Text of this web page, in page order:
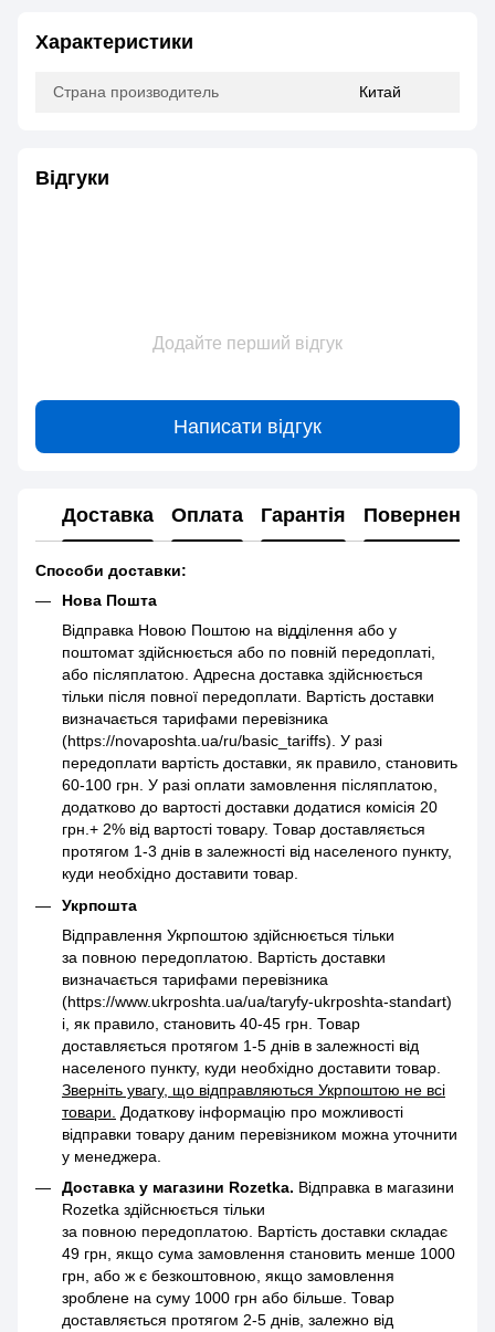
Характеристики
Страна производитель Китай
Відгуки
Додайте перший відгук
Написати відгук
Доставка Оплата Гарантія Повернення
Способи доставки:
Нова Пошта
Відправка Новою Поштою на відділення або у
поштомат здійснюється або по повній передоплаті,
або післяплатою. Адресна доставка здійснюється
тільки після повної передоплати. Вартість доставки
визначається тарифами перевізника
(https://novaposhta.ua/ru/basic_tariffs). У разі
передоплати вартість доставки, як правило, становить
60-100 грн. У разі оплати замовлення післяплатою,
додатково до вартості доставки додатися комісія 20
грн.+ 2% від вартості товару. Товар доставляється
протягом 1-3 днів в залежності від населеного пункту,
куди необхідно доставити товар.
Укрпошта
Відправлення Укрпоштою здійснюється тільки
за повною передоплатою. Вартість доставки
визначається тарифами перевізника
(https://www.ukrposhta.ua/ua/taryfy-ukrposhta-standart)
і, як правило, становить 40-45 грн. Товар
доставляється протягом 1-5 днів в залежності від
населеного пункту, куди необхідно доставити товар.
Зверніть увагу, що відправляються Укрпоштою не всі
товари.
Додаткову інформацію про можливості
відправки товару даним перевізником можна уточнити
у менеджера.
Доставка у магазини Rozetka. Відправка в магазини
Rozetka здійснюється тільки
за повною передоплатою. Вартість доставки складає
49 грн, якщо сума замовлення становить менше 1000
грн, або ж є безкоштовною, якщо замовлення
зроблене на суму 1000 грн або більше. Товар
доставляється протягом 2-5 днів, залежно від